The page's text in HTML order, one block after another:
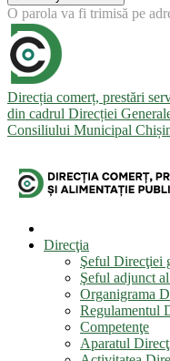
O parola va fi trimisă pe
Direcția comerț, prestări
din cadrul Direcției
Consiliului Municipal
Direcţia
Şeful Direcţiei
Şeful adjunct
Organigrama
Regulamentul
Competenţe
Aparatul